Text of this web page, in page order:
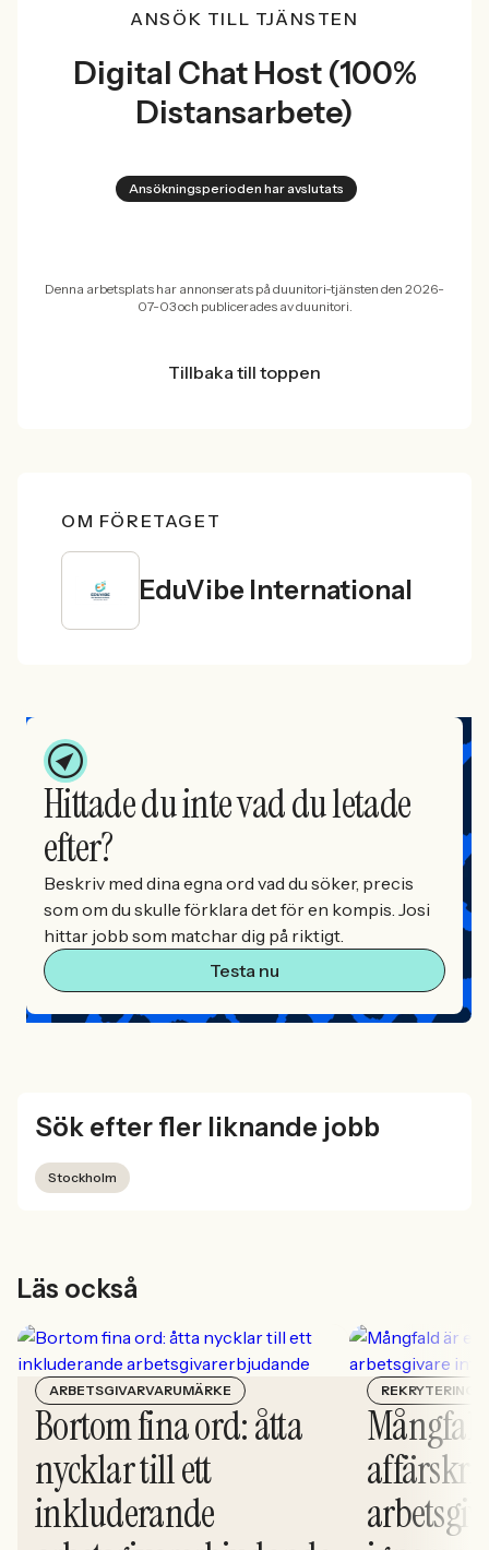
ANSÖK TILL TJÄNSTEN
Digital Chat Host (100%
Distansarbete)
Ansökningsperioden har avslutats
Denna arbetsplats har annonserats på duunitori-tjänsten den 2026-
07-03 och publicerades av duunitori.
Tillbaka till toppen
OM FÖRETAGET
EduVibe International
Hittade du inte vad du letade
efter?
Beskriv med dina egna ord vad du söker, precis
som om du skulle förklara det för en kompis. Josi
hittar jobb som matchar dig på riktigt.
Testa nu
Sök efter fler liknande jobb
Stockholm
Läs också
ARBETSGIVARVARUMÄRKE
Bortom fina ord: åtta
nycklar till ett
inkluderande
REKRYTERING